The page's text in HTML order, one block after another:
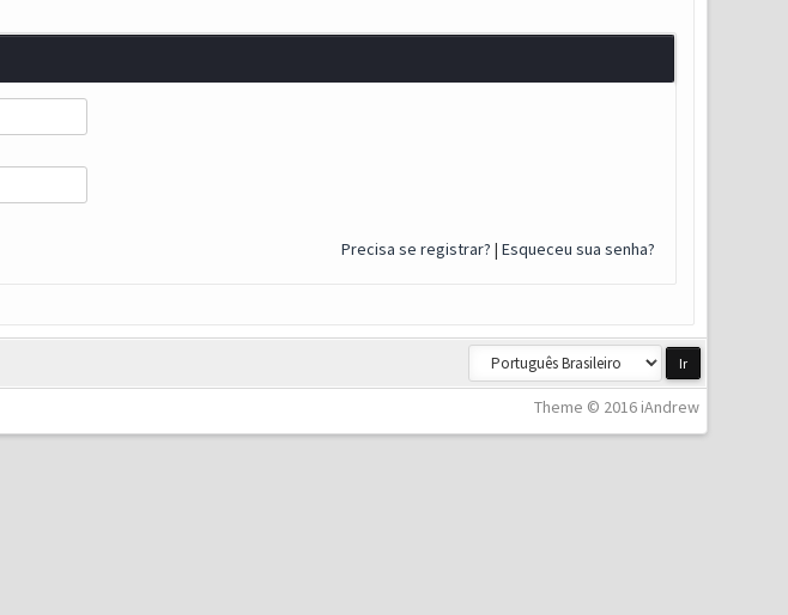
Precisa se registrar? | Esqueceu sua senha?
Theme © 2016 iAndrew